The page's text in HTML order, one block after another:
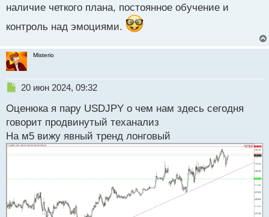
наличие четкого плана, постоянное обучение и
контроль над эмоциями.
Misterio
Н
п
р
ч
ы
20 июн 2024, 09:32
Оценюка я пару USDJPY о чем нам здесь сегодня
говорит продвинутый теханализ
На м5 вижу явный тренд лонговый